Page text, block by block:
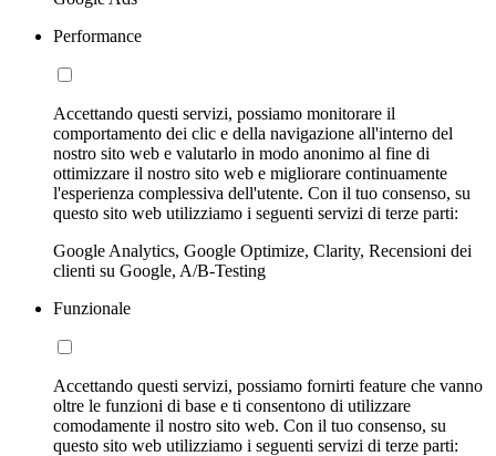
Performance
Accettando questi servizi, possiamo monitorare il
comportamento dei clic e della navigazione all'interno del
nostro sito web e valutarlo in modo anonimo al fine di
ottimizzare il nostro sito web e migliorare continuamente
l'esperienza complessiva dell'utente. Con il tuo consenso, su
questo sito web utilizziamo i seguenti servizi di terze parti:
Google Analytics, Google Optimize, Clarity, Recensioni dei
clienti su Google, A/B-Testing
Funzionale
Accettando questi servizi, possiamo fornirti feature che vanno
oltre le funzioni di base e ti consentono di utilizzare
comodamente il nostro sito web. Con il tuo consenso, su
questo sito web utilizziamo i seguenti servizi di terze parti: